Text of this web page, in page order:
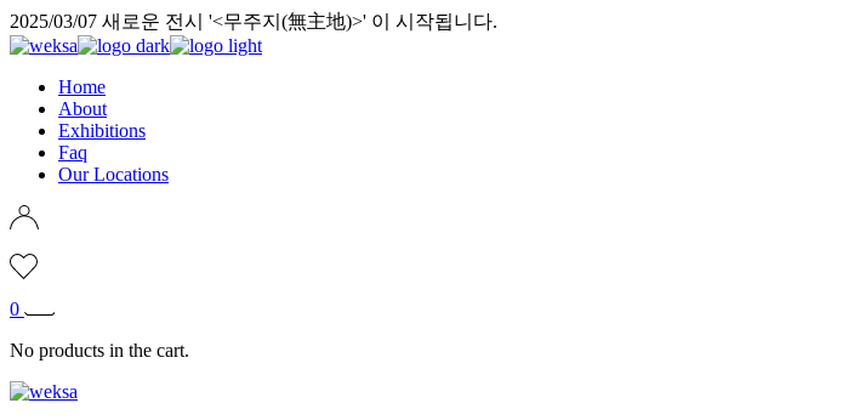
Skip
to
content
2025/03/07 새로운 전시 '<무주지(無主地)>' 이 시작됩니다.
Home
About
Exhibitions
Faq
Our Locations
0
No products in the cart.